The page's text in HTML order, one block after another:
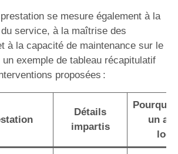
se mesure également à la
service, à la maîtrise des
à la capacité de maintenance sur le
exemple de tableau récapitulatif
proposées :
Détails
impartis
un